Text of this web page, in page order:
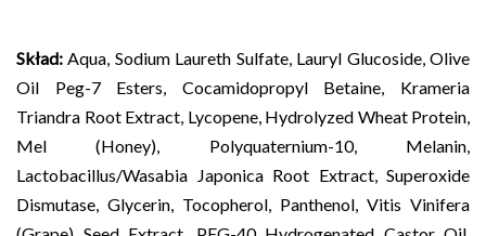
Skład:Aqua, Sodium Laureth Sulfate, Lauryl Glucoside, Olive
Oil Peg-7 Esters, Cocamidopropyl Betaine, Krameria
Triandra Root Extract, Lycopene, Hydrolyzed Wheat Protein,
Mel (Honey), Polyquaternium-10, Melanin,
Lactobacillus/Wasabia Japonica Root Extract, Superoxide
Dismutase, Glycerin, Tocopherol, Panthenol, Vitis Vinifera